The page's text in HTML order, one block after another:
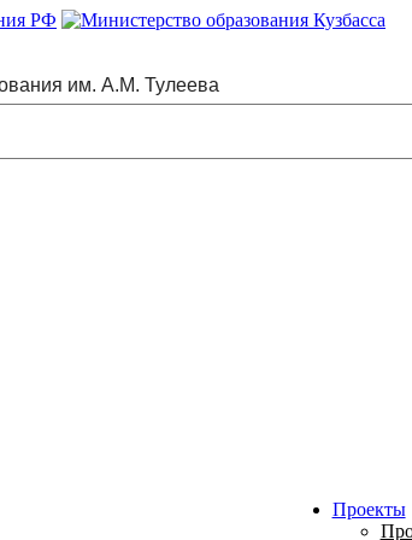
им. А.М. Тулеева
Проекты